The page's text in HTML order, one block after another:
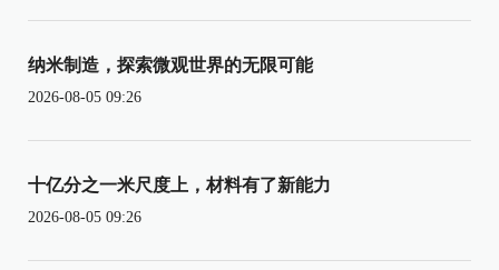
纳米制造，探索微观世界的无限可能
2026-08-05 09:26
十亿分之一米尺度上，材料有了新能力
2026-08-05 09:26